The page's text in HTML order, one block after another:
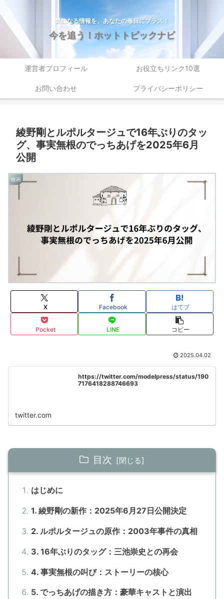
気になる情報を、あなたの毎日にプラス！
今を追う！ホットトピックナビ
運営者プロフィール お役立ちリンク10選
お問い合わせ プライバシーポリシー
綾野剛とルポルタージュで16年ぶりのタッ
グ、事実無根のでっちあげを2025年6月
公開
映画
X Facebook はてブ
Pocket LINE コピー
2025.04.02
https://twitter.com/modelpress/status/190
7176418288746693
twitter.com
目次
はじめに
1. 綾野剛の新作：2025年6月27日公開決定
2. ルポルタージュの原作：2003年事件の真相
3. 16年ぶりのタッグ：三池崇史との再会
4. 事実無根の叫び：ストーリーの核心
5. でっちあげの描き方：豪華キャストと演出